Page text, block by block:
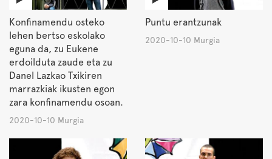
Konfinamendu osteko
lehen bertso eskolako
eguna da, zu Eukene
erdoilduta zaude eta zu
Danel Lazkao Txikiren
marrazkiak ikusten egon
zara konfinamendu osoan.
2020-10-10 Murgia
Puntu erantzunak
2020-10-10 Murgia